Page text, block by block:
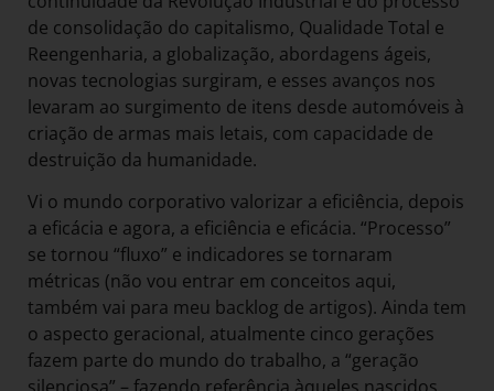
de consolidação do capitalismo, Qualidade Total e
Reengenharia, a globalização, abordagens ágeis,
novas tecnologias surgiram, e esses avanços nos
levaram ao surgimento de itens desde automóveis à
criação de armas mais letais, com capacidade de
destruição da humanidade.
Vi o mundo corporativo valorizar a eficiência, depois
a eficácia e agora, a eficiência e eficácia. “Processo”
se tornou “fluxo” e indicadores se tornaram
métricas (não vou entrar em conceitos aqui,
também vai para meu backlog de artigos). Ainda tem
o aspecto geracional, atualmente cinco gerações
fazem parte do mundo do trabalho, a “geração